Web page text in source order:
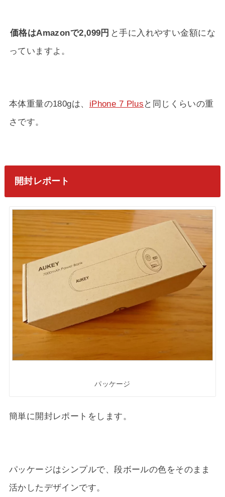
価格はAmazonで2,099円 と手に入れやすい金額にな
っていますよ。
本体重量の180gは、 iPhone 7 Plus と同じくらいの重
さです。
開封レポート
パッケージ
簡単に開封レポートをします。
パッケージはシンプルで、段ボールの色をそのまま
活かしたデザインです。